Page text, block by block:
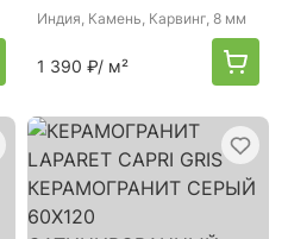
Индия, Камень, Карвинг, 8 мм
1 390 ₽/ м²